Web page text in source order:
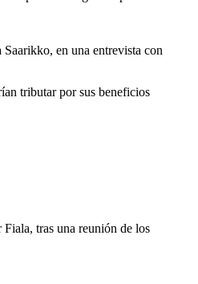
en una entrevista con
tributar por sus beneficios
tras una reunión de los